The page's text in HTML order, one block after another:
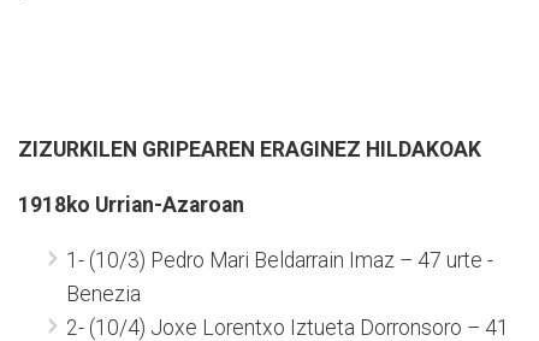
ZIZURKILEN GRIPEAREN ERAGINEZ HILDAKOAK
1918ko Urrian-Azaroan
1- (10/3) Pedro Mari Beldarrain Imaz – 47 urte -
Benezia
2- (10/4) Joxe Lorentxo Iztueta Dorronsoro – 41